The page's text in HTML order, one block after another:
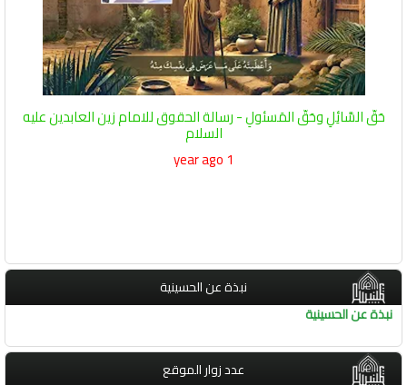
حَقّ السَّائِلِ وحَقّ المَسئولِ - رسالة الحقوق للامام زين العابدين عليه
السلام
1 year ago
نبذة عن الحسينية
نبذة عن الحسينية
عدد زوار الموقع